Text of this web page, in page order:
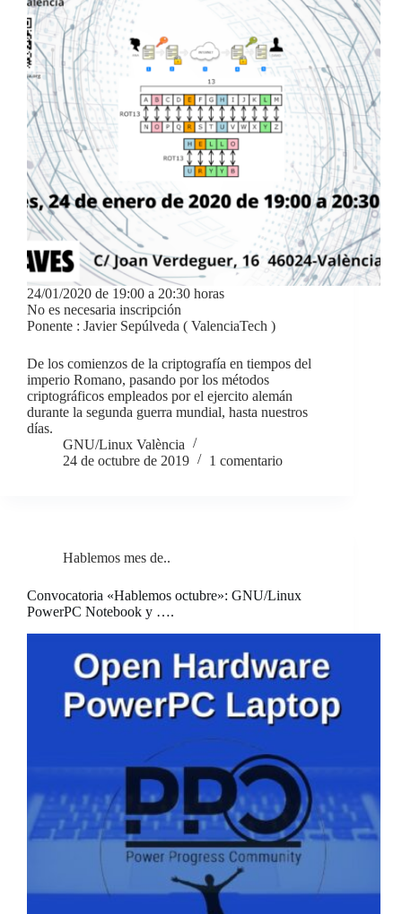
24/01/2020 de 19:00 a 20:30 horas
No es necesaria inscripción
Ponente : Javier Sepúlveda ( ValenciaTech )
De los comienzos de la criptografía en tiempos del
imperio Romano, pasando por los métodos
criptográficos empleados por el ejercito alemán
durante la segunda guerra mundial, hasta nuestros
días.
GNU/Linux València
24 de octubre de 2019
1 comentario
Hablemos mes de..
Convocatoria «Hablemos octubre»: GNU/Linux
PowerPC Notebook y ….